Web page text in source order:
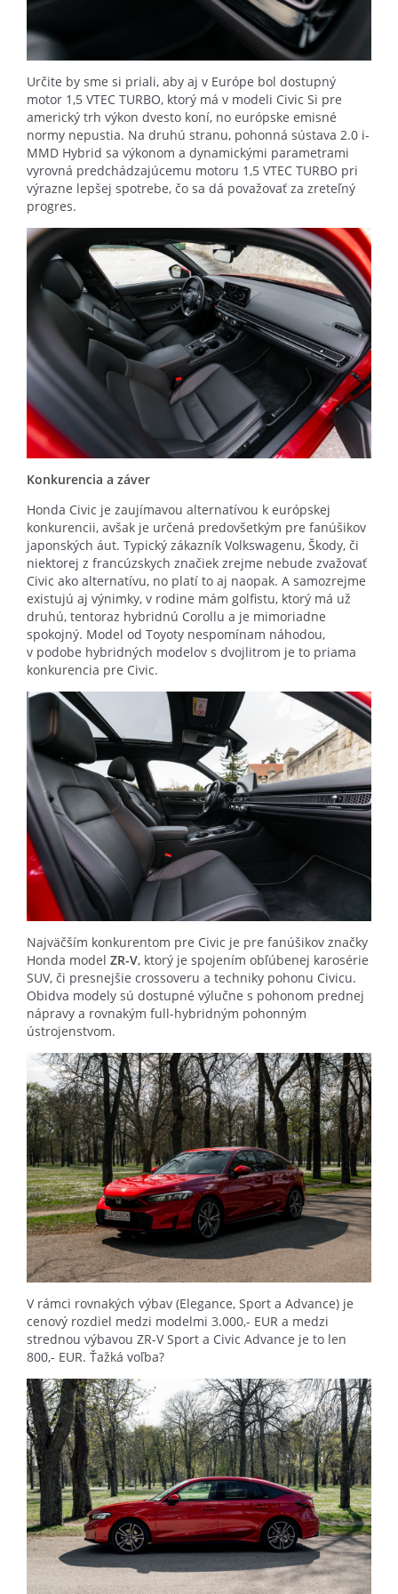
Určite by sme si priali, aby aj v Európe bol dostupný
motor 1,5 VTEC TURBO, ktorý má v modeli Civic Si pre
americký trh výkon dvesto koní, no európske emisné
normy nepustia. Na druhú stranu, pohonná sústava 2.0 i-
MMD Hybrid sa výkonom a dynamickými parametrami
vyrovná predchádzajúcemu motoru 1,5 VTEC TURBO pri
výrazne lepšej spotrebe, čo sa dá považovať za zreteľný
progres.
Konkurencia a záver
Honda Civic je zaujímavou alternatívou k európskej
konkurencii, avšak je určená predovšetkým pre fanúšikov
japonských áut. Typický zákazník Volkswagenu, Škody, či
niektorej z francúzskych značiek zrejme nebude zvažovať
Civic ako alternatívu, no platí to aj naopak. A samozrejme
existujú aj výnimky, v rodine mám golfistu, ktorý má už
druhú, tentoraz hybridnú Corollu a je mimoriadne
spokojný. Model od Toyoty nespomínam náhodou,
v podobe hybridných modelov s dvojlitrom je to priama
konkurencia pre Civic.
Najväčším konkurentom pre Civic je pre fanúšikov značky
Honda model ZR-V, ktorý je spojením obľúbenej karosérie
SUV, či presnejšie crossoveru a techniky pohonu Civicu.
Obidva modely sú dostupné výlučne s pohonom prednej
nápravy a rovnakým full-hybridným pohonným
ústrojenstvom.
V rámci rovnakých výbav (Elegance, Sport a Advance) je
cenový rozdiel medzi modelmi 3.000,- EUR a medzi
strednou výbavou ZR-V Sport a Civic Advance je to len
800,- EUR. Ťažká voľba?